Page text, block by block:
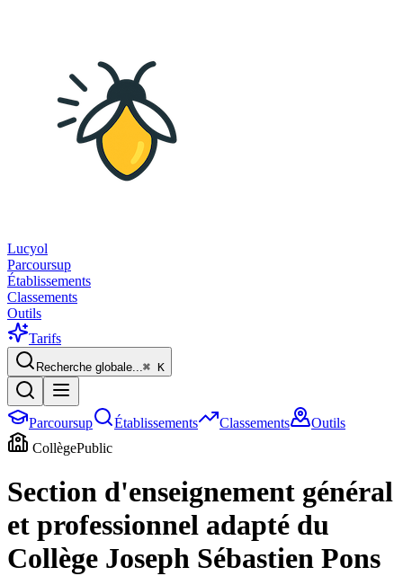
Lucyol
Parcoursup
Établissements
Classements
Outils
Tarifs
Recherche globale...⌘ K
Parcoursup Établissements Classements
Outils
CollègePublic
Section d'enseignement général
et professionnel adapté du
Collège Joseph Sébastien Pons